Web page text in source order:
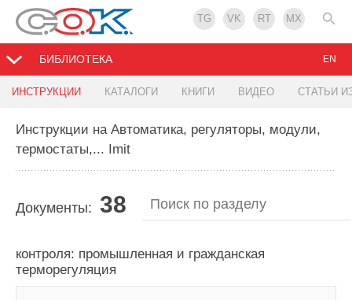
TG VK RT MX
БИБЛИОТЕКА
ИНСТРУКЦИИ КАТАЛОГИ КНИГИ ВИДЕО СТАТЬИ
EN
Инструкции на Автоматика, регуляторы, модули,
термостаты,... Imit
Документы: 38
контроля: промышленная и гражданская
терморегуляция